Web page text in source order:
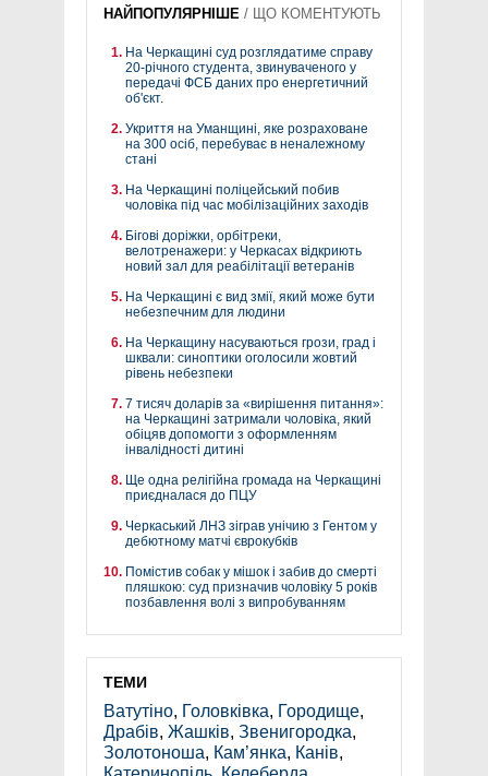
НАЙПОПУЛЯРНІШЕ / ЩО КОМЕНТУЮТЬ
На Черкащині суд розглядатиме справу
20-річного студента, звинуваченого у
передачі ФСБ даних про енергетичний
об'єкт.
Укриття на Уманщині, яке розраховане
на 300 осіб, перебуває в неналежному
стані
На Черкащині поліцейський побив
чоловіка під час мобілізаційних заходів
Бігові доріжки, орбітреки,
велотренажери: у Черкасах відкриють
новий зал для реабілітації ветеранів
На Черкащині є вид змії, який може бути
небезпечним для людини
На Черкащину насуваються грози, град і
шквали: синоптики оголосили жовтий
рівень небезпеки
7 тисяч доларів за «вирішення питання»:
на Черкащині затримали чоловіка, який
обіцяв допомогти з оформленням
інвалідності дитині
Ще одна релігійна громада на Черкащині
приєдналася до ПЦУ
Черкаський ЛНЗ зіграв унічию з Гентом у
дебютному матчі єврокубків
Помістив собак у мішок і забив до смерті
пляшкою: суд призначив чоловіку 5 років
позбавлення волі з випробуванням
ТЕМИ
Ватутіно, Головківка, Городище,
Драбів, Жашків, Звенигородка,
Золотоноша, Кам’янка, Канів,